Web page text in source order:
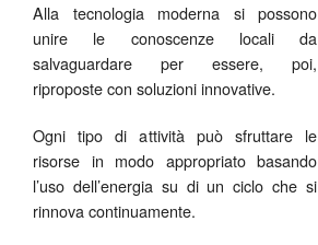
Alla tecnologia moderna si possono
unire le conoscenze locali da
salvaguardare per essere, poi,
riproposte con soluzioni innovative.
Ogni tipo di attività può sfruttare le
risorse in modo appropriato basando
l’uso dell’energia su di un ciclo che si
rinnova continuamente.